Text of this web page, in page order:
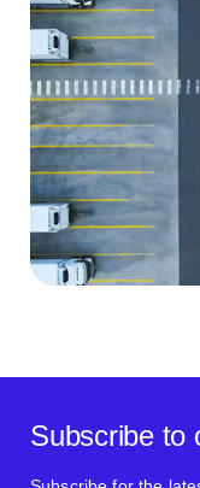
Subscribe to